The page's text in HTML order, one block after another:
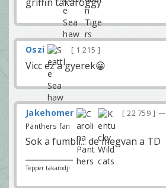
Oszi 1 215
Vicc ez a gyerek😀
Jakehomer 22 759
—
Panthers fan
Sok a fumbli... de megvan a TD
Tepper takarodj!